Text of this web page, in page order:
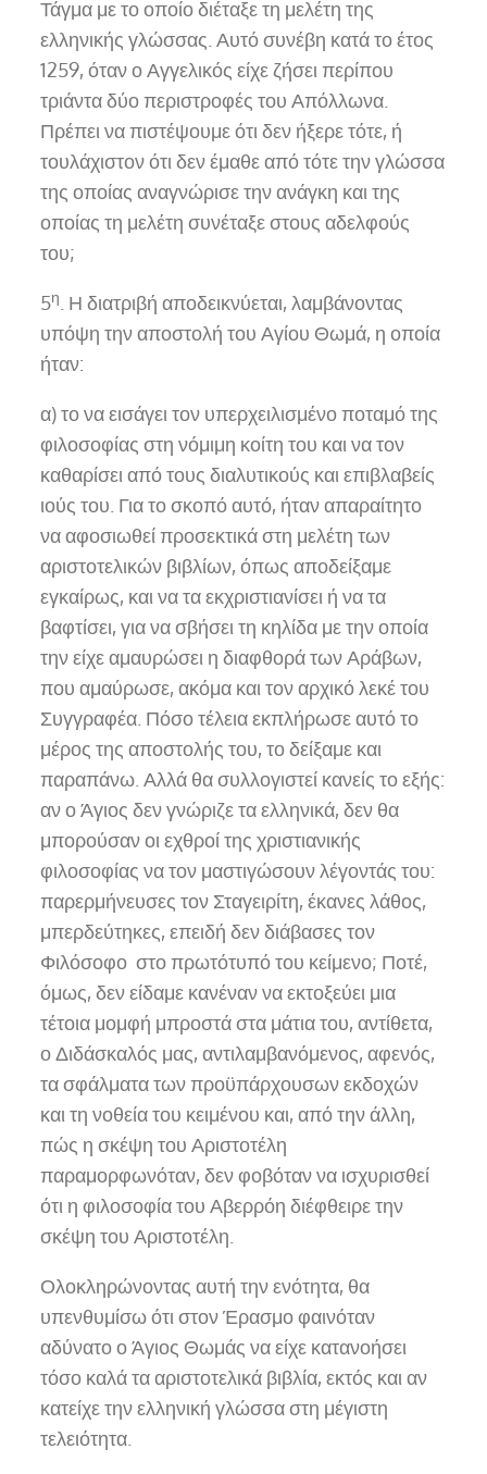
Τάγμα με το οποίο διέταξε τη μελέτη της
ελληνικής γλώσσας. Αυτό συνέβη κατά το έτος
1259, όταν ο Αγγελικός είχε ζήσει περίπου
τριάντα δύο περιστροφές του Απόλλωνα.
Πρέπει να πιστέψουμε ότι δεν ήξερε τότε, ή
τουλάχιστον ότι δεν έμαθε από τότε την γλώσσα
της οποίας αναγνώρισε την ανάγκη και της
οποίας τη μελέτη συνέταξε στους αδελφούς
του;
5η . Η διατριβή αποδεικνύεται, λαμβάνοντας
υπόψη την αποστολή του Αγίου Θωμά, η οποία
ήταν:
α) το να εισάγει τον υπερχειλισμένο ποταμό της
φιλοσοφίας στη νόμιμη κοίτη του και να τον
καθαρίσει από τους διαλυτικούς και επιβλαβείς
ιούς του. Για το σκοπό αυτό, ήταν απαραίτητο
να αφοσιωθεί προσεκτικά στη μελέτη των
αριστοτελικών βιβλίων, όπως αποδείξαμε
εγκαίρως, και να τα εκχριστιανίσει ή να τα
βαφτίσει, για να σβήσει τη κηλίδα με την οποία
την είχε αμαυρώσει η διαφθορά των Αράβων,
που αμαύρωσε, ακόμα και τον αρχικό λεκέ του
Συγγραφέα. Πόσο τέλεια εκπλήρωσε αυτό το
μέρος της αποστολής του, το δείξαμε και
παραπάνω. Αλλά θα συλλογιστεί κανείς το εξής:
αν ο Άγιος δεν γνώριζε τα ελληνικά, δεν θα
μπορούσαν οι εχθροί της χριστιανικής
φιλοσοφίας να τον μαστιγώσουν λέγοντάς του:
παρερμήνευσες τον Σταγειρίτη, έκανες λάθος,
μπερδεύτηκες, επειδή δεν διάβασες τον
Φιλόσοφο στο πρωτότυπό του κείμενο; Ποτέ,
όμως, δεν είδαμε κανέναν να εκτοξεύει μια
τέτοια μομφή μπροστά στα μάτια του, αντίθετα,
ο Διδάσκαλός μας, αντιλαμβανόμενος, αφενός,
τα σφάλματα των προϋπάρχουσων εκδοχών
και τη νοθεία του κειμένου και, από την άλλη,
πώς η σκέψη του Αριστοτέλη
παραμορφωνόταν, δεν φοβόταν να ισχυρισθεί
ότι η φιλοσοφία του Αβερρόη διέφθειρε την
σκέψη του Αριστοτέλη.
Ολοκληρώνοντας αυτή την ενότητα, θα
υπενθυμίσω ότι στον Έρασμο φαινόταν
αδύνατο ο Άγιος Θωμάς να είχε κατανοήσει
τόσο καλά τα αριστοτελικά βιβλία, εκτός και αν
κατείχε την ελληνική γλώσσα στη μέγιστη
τελειότητα.